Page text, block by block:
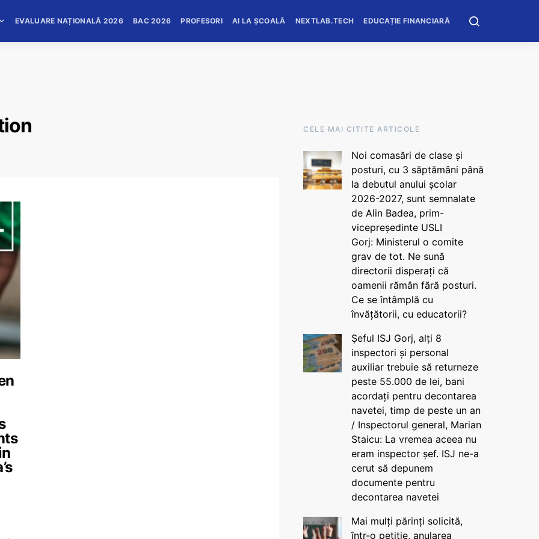
EVALUARE NAȚIONALĂ 2026 BAC 2026 PROFESORI AI LA ȘCOALĂ NEXTLAB.TECH EDUCAȚIE FINANCIARĂ
CELE MAI CITITE ARTICOLE
Noi comasări de clase și
posturi, cu 3 săptămâni până
la debutul anului școlar
2026-2027, sunt semnalate
de Alin Badea, prim-
vicepreședinte USLI
Gorj: Ministerul o comite
grav de tot. Ne sună
directorii disperați că
oamenii rămân fără posturi.
Ce se întâmplă cu
învățătorii, cu educatorii?
Șeful ISJ Gorj, alți 8
inspectori și personal
auxiliar trebuie să returneze
peste 55.000 de lei, bani
acordați pentru decontarea
navetei, timp de peste un an
/ Inspectorul general, Marian
Staicu: La vremea aceea nu
eram inspector șef. ISJ ne-a
cerut să depunem
documente pentru
decontarea navetei
Mai mulți părinți solicită,
într-o petiție, anularea